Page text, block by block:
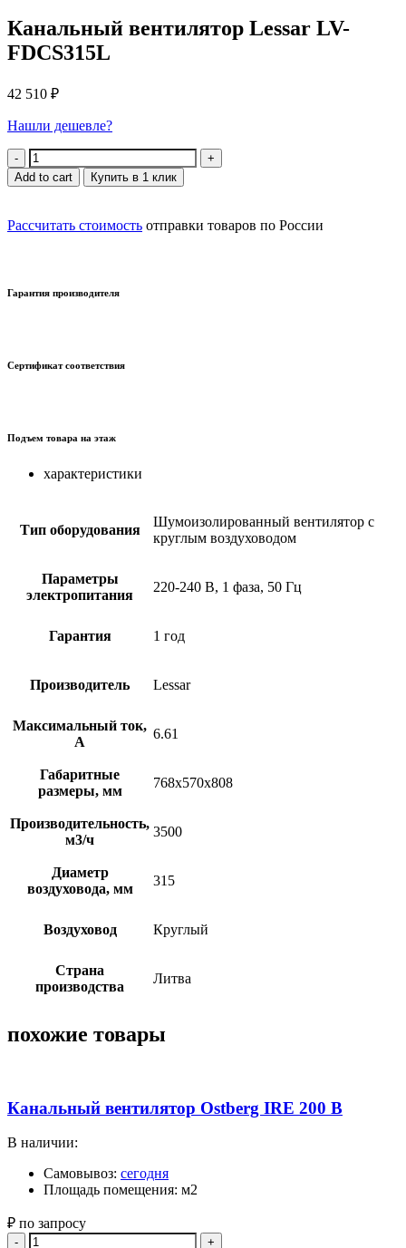
Канальный вентилятор Lessar LV-
FDCS315L
42 510 ₽
Нашли дешевле?
Quantity
Add to cart Купить в 1 клик
Рассчитать стоимость отправки товаров по России
Гарантия производителя
Сертификат соответствия
Подъем товара на этаж
характеристики
Тип оборудования
Шумоизолированный вентилятор с
круглым воздуховодом
Параметры
электропитания
220-240 В, 1 фаза, 50 Гц
Гарантия 1 год
Производитель Lessar
Максимальный ток,
А
6.61
Габаритные
размеры, мм
768x570x808
Производительность,
м3/ч
3500
Диаметр
воздуховода, мм
315
Воздуховод Круглый
Страна
производства
Литва
похожие товары
Канальный вентилятор Ostberg IRE 200 B
В наличии:
Самовывоз: сегодня
Площадь помещения: м2
₽ по запросу
Quantity